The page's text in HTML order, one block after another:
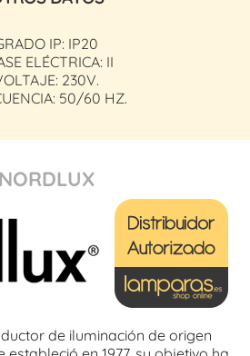
IP: IP20
ELÉCTRICA: II
230V.
50/60 HZ.
NORDLUX
de iluminación de origen